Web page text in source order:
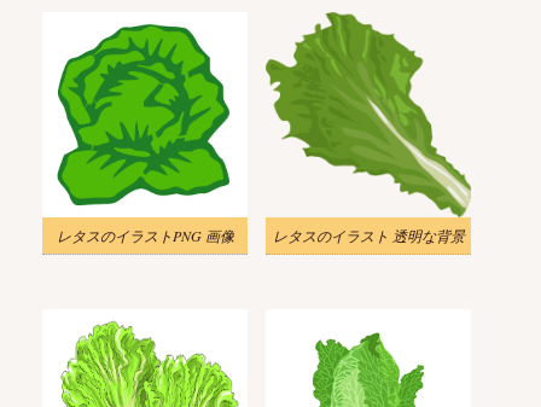
レタスのイラストPNG 画像 レタスのイラスト 透明な背景